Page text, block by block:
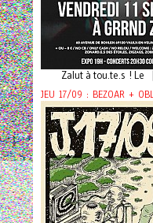
Zalut à tou.te.s ! Le
JEU 17/09 : BEZOAR +